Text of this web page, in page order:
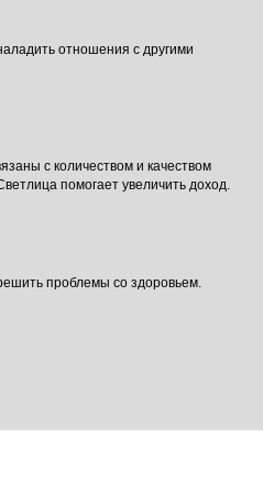
отношения с другими
с количеством и качеством
помогает увеличить доход.
проблемы со здоровьем.